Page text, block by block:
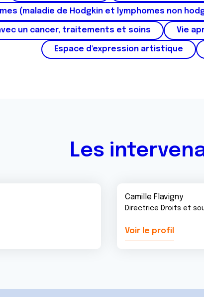
(maladie de Hodgkin et lymphomes non
un cancer, traitements et soins Vie
Espace d'expression artistique
Les
Camille Flavigny
Directrice Droits et
Voir le profil